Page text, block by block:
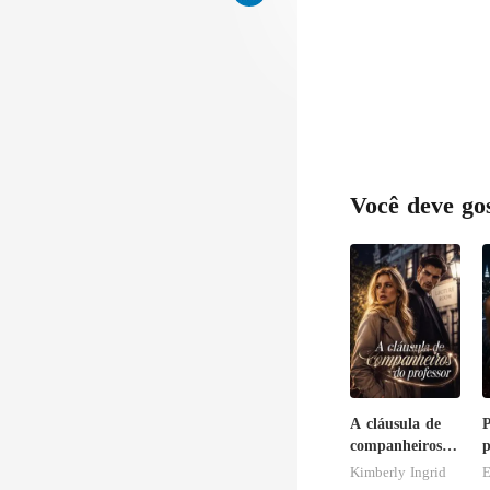
Você deve
A cláusula de
companheiros
do professor
Kimberly Ingrid